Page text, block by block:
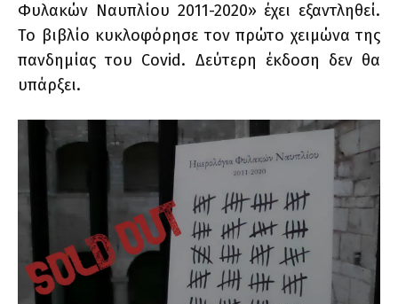
Φυλακών Ναυπλίου 2011-2020» έχει εξαντληθεί.
Το βιβλίο κυκλοφόρησε τον πρώτο χειμώνα της
πανδημίας του Covid. Δεύτερη έκδοση δεν θα
υπάρξει.